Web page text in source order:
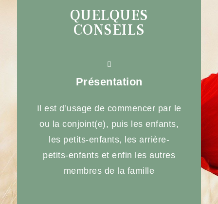
QUELQUES
CONSEILS
Présentation
Il est d’usage de commencer par le
ou la conjoint(e), puis les enfants,
les petits-enfants, les arrière-
petits-enfants et enfin les autres
membres de la famille